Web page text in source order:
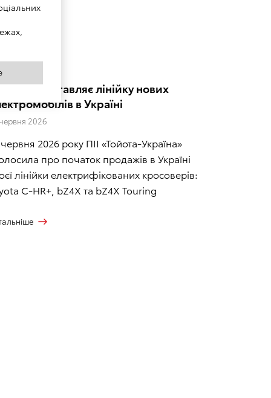
представляє лінійку нових
в Україні
2026
2026 року ПІІ «Тойота-Україна»
про початок продажів в Україні
лінійки електрифікованих кросоверів:
C-HR+, bZ4X та bZ4X Touring